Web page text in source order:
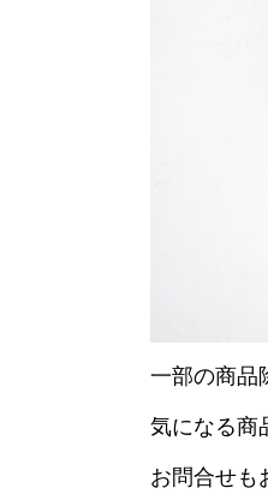
一部の商品
気になる商
お問合せも